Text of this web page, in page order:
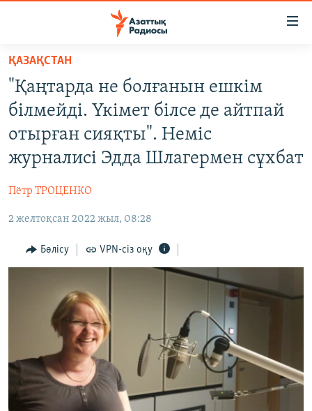
Skip
main
content
main
Skip
to
ЖАҢАЛЫҚТАР
САЯСАТ
ҚАҢТАР ОҚИҒАСЫ
ӘЛЕУМЕТ
ӘЛЕМ
АРНАЙЫ ЖОБАЛАР
ЖАЗЫЛЫҢЫЗ
Басқа тілдерде
ҚАЗАҚСТАН
"Қаңтарда не болғанын ешкім
білмейді. Үкімет білсе де айтпай
отырған сияқты". Неміс
журналисі Эдда Шлагермен сұхбат
Пётр ТРОЦЕНКО
2 желтоқсан 2022 жыл, 08:28
Бөлісу VPN-сіз оқу